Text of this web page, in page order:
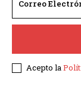
Acepto la